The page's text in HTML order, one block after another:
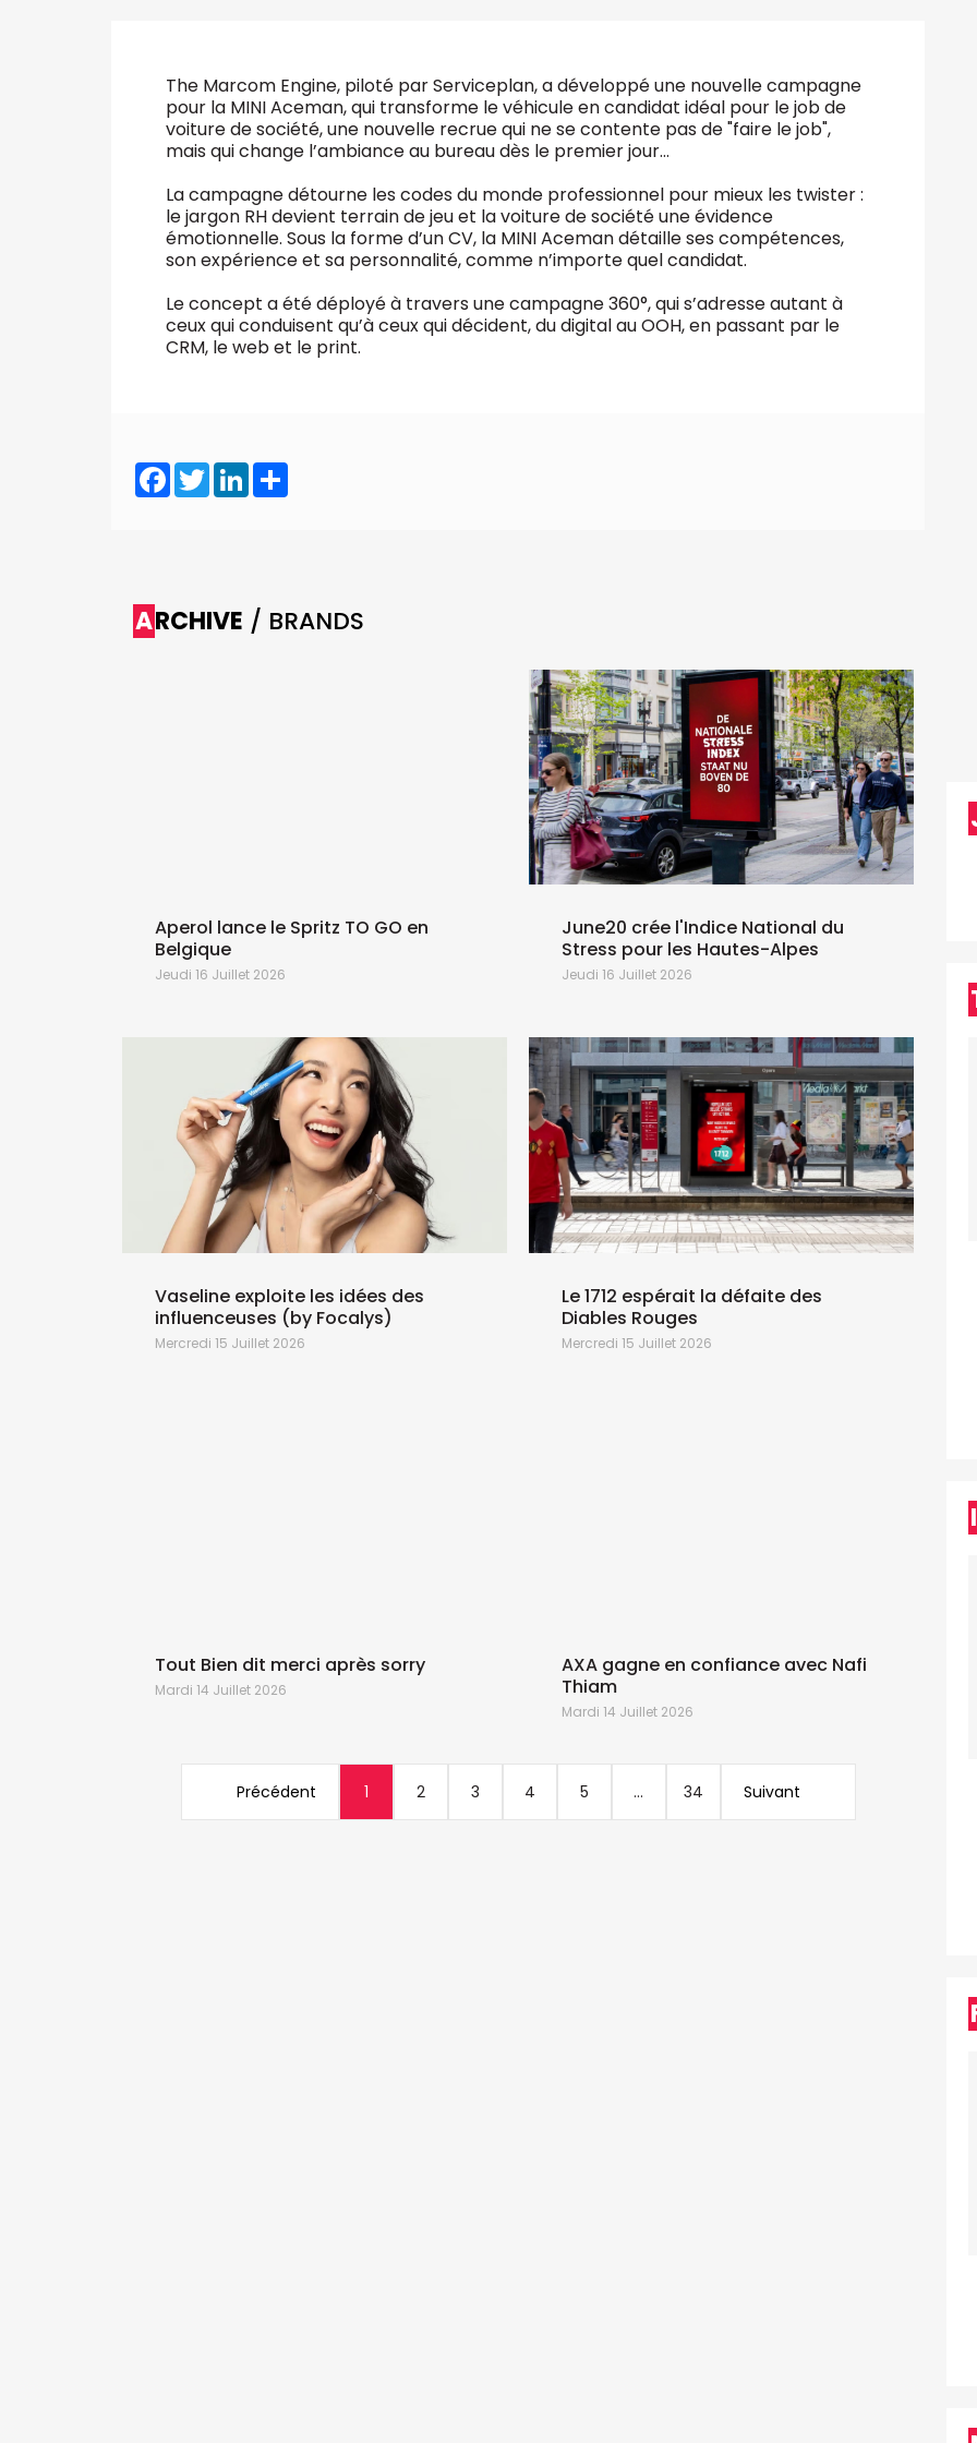
The Marcom Engine, piloté par Serviceplan, a développé une nouvelle campagne
pour la MINI Aceman, qui transforme le véhicule en candidat idéal pour le job de
voiture de société, une nouvelle recrue qui ne se contente pas de "faire le job",
mais qui change l’ambiance au bureau dès le premier jour…
La campagne détourne les codes du monde professionnel pour mieux les twister :
le jargon RH devient terrain de jeu et la voiture de société une évidence
émotionnelle. Sous la forme d’un CV, la MINI Aceman détaille ses compétences,
son expérience et sa personnalité, comme n’importe quel candidat.
Le concept a été déployé à travers une campagne 360°, qui s’adresse autant à
ceux qui conduisent qu’à ceux qui décident, du digital au OOH, en passant par le
CRM, le web et le print.
Facebook
TwitterLinkedIn
ARCHIVE / BRANDS
Aperol lance le Spritz TO GO en
Belgique
Jeudi 16 Juillet 2026
June20 crée l'Indice National du
Stress pour les Hautes-Alpes
Jeudi 16 Juillet 2026
Vaseline exploite les idées des
influenceuses (by Focalys)
Mercredi 15 Juillet 2026
Le 1712 espérait la défaite des
Diables Rouges
Mercredi 15 Juillet 2026
Tout Bien dit merci après sorry
Mardi 14 Juillet 2026
AXA gagne en confiance avec Nafi
Thiam
Mardi 14 Juillet 2026
Précédent 1 2 3 4 5 ... 34 Suivant